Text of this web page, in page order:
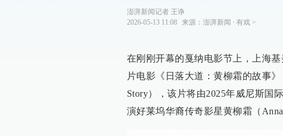
澎湃新闻记者 王诤
2026-05-13 11:08
来源： 澎湃新闻 ∙ 有戏>
在刚刚开幕的戛纳电影节上，上海
片电影《日落大道：黄柳霜的故事》
Story），该片将由2025年威尼斯国
演好莱坞华裔传奇影星黄柳霜（Anna